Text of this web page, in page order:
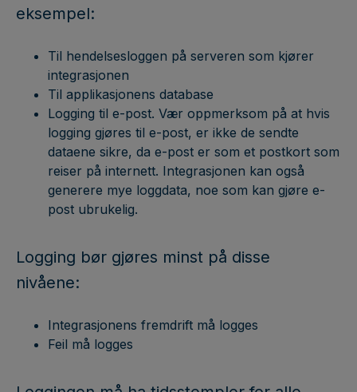
eksempel:
Til hendelsesloggen på serveren som kjører
integrasjonen
Til applikasjonens database
Logging til e-post. Vær oppmerksom på at hvis
logging gjøres til e-post, er ikke de sendte
dataene sikre, da e-post er som et postkort som
reiser på internett. Integrasjonen kan også
generere mye loggdata, noe som kan gjøre e-
post ubrukelig.
Logging bør gjøres minst på disse
nivåene:
Integrasjonens fremdrift må logges
Feil må logges